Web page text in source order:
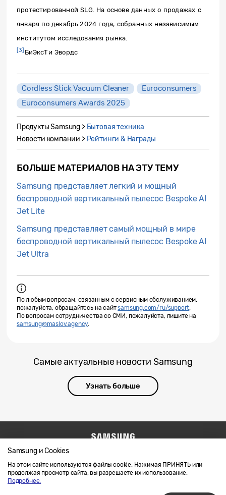
Samsung и Cookies
На этом сайте используются файлы cookie. Нажимая ПРИНЯТЬ или
продолжая просмотр сайта, вы разрешаете их использование.
Подробнее.
протестированной SLG. На основе данных о продажах с
января по декабрь 2024 года, собранных независимым
институтом исследования рынка.
[3] БиЭксТи Эвордс
Cordless Stick Vacuum Cleaner
Euroconsumers
Euroconsumers Awards 2025
Продукты Samsung > Бытовая техника
Новости компании > Рейтинги & Награды
БОЛЬШЕ МАТЕРИАЛОВ НА ЭТУ ТЕМУ
Samsung представляет легкий и мощный
беспроводной вертикальный пылесос Bespoke AI
Jet Lite
Samsung представляет самый мощный в мире
беспроводной вертикальный пылесос Bespoke AI
Jet Ultra
По любым вопросам, связанным с сервисным обслуживанием,
пожалуйста, обращайтесь на сайтsamsung.com/ru/support.
По вопросам сотрудничества со СМИ, пожалуйста, пишите на
samsung@maslov.agency.
Самые актуальные новости Samsung
Узнать больше
Напишите нам
Условия использования материалов
Конфиденциальность и файлы cookie